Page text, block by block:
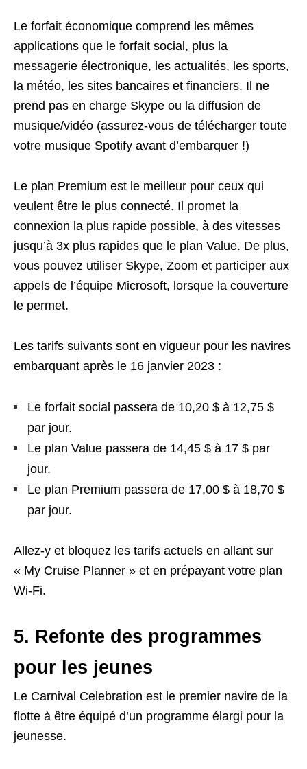
Le forfait économique comprend les mêmes
applications que le forfait social, plus la
messagerie électronique, les actualités, les sports,
la météo, les sites bancaires et financiers. Il ne
prend pas en charge Skype ou la diffusion de
musique/vidéo (assurez-vous de télécharger toute
votre musique Spotify avant d’embarquer !)
Le plan Premium est le meilleur pour ceux qui
veulent être le plus connecté. Il promet la
connexion la plus rapide possible, à des vitesses
jusqu’à 3x plus rapides que le plan Value. De plus,
vous pouvez utiliser Skype, Zoom et participer aux
appels de l’équipe Microsoft, lorsque la couverture
le permet.
Les tarifs suivants sont en vigueur pour les navires
embarquant après le 16 janvier 2023 :
Le forfait social passera de 10,20 $ à 12,75 $
par jour.
Le plan Value passera de 14,45 $ à 17 $ par
jour.
Le plan Premium passera de 17,00 $ à 18,70 $
par jour.
Allez-y et bloquez les tarifs actuels en allant sur
« My Cruise Planner » et en prépayant votre plan
Wi-Fi.
5. Refonte des programmes
pour les jeunes
Le Carnival Celebration est le premier navire de la
flotte à être équipé d’un programme élargi pour la
jeunesse.